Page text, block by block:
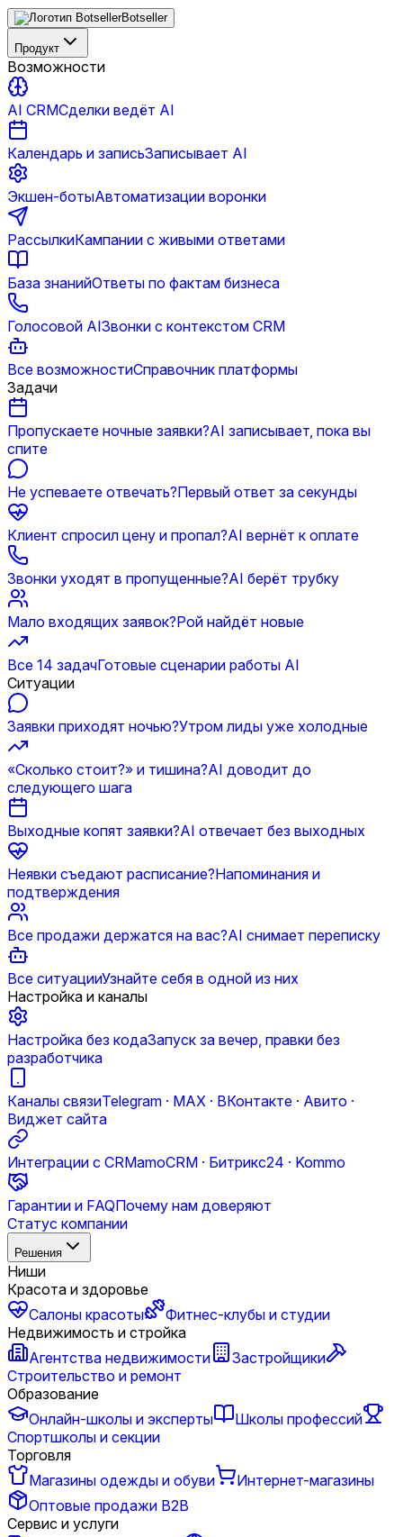
Botseller
Продукт
Возможности
AI CRMСделки ведёт AI
Календарь и записьЗаписывает AI
Экшен-ботыАвтоматизации воронки
РассылкиКампании с живыми ответами
База знанийОтветы по фактам бизнеса
Голосовой AIЗвонки с контекстом CRM
Все возможностиСправочник платформы
Задачи
Пропускаете ночные заявки?AI записывает, пока вы
спите
Не успеваете отвечать?Первый ответ за секунды
Клиент спросил цену и пропал?AI вернёт к оплате
Звонки уходят в пропущенные?AI берёт трубку
Мало входящих заявок?Рой найдёт новые
Все 14 задачГотовые сценарии работы AI
Ситуации
Заявки приходят ночью?Утром лиды уже холодные
«Сколько стоит?» и тишина?AI доводит до
следующего шага
Выходные копят заявки?AI отвечает без выходных
Неявки съедают расписание?Напоминания и
подтверждения
Все продажи держатся на вас?AI снимает переписку
Все ситуацииУзнайте себя в одной из них
Настройка и каналы
Настройка без кодаЗапуск за вечер, правки без
разработчика
Каналы связиTelegram · MAX · ВКонтакте · Авито ·
Виджет сайта
Интеграции с CRMamoCRM · Битрикс24 · Kommo
Гарантии и FAQПочему нам доверяют
Статус компании
Решения
Ниши
Красота и здоровье
Салоны красоты
Фитнес-клубы и студии
Недвижимость и стройка
Агентства недвижимости
Застройщики
Строительство и ремонт
Образование
Онлайн-школы и эксперты
Школы профессий
Спортшколы и секции
Торговля
Магазины одежды и обуви
Интернет-магазины
Оптовые продажи B2B
Сервис и услуги